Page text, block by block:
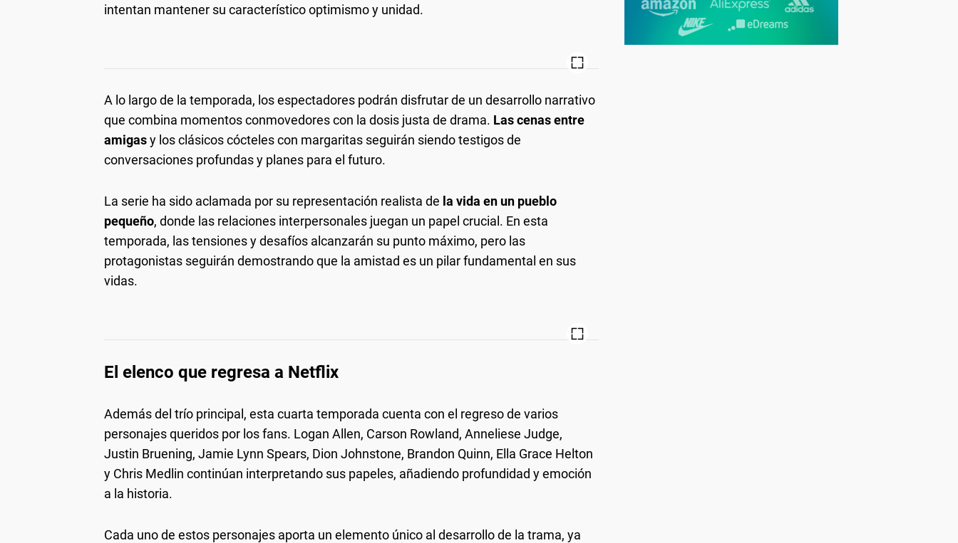
intentan mantener su característico optimismo y unidad.
A lo largo de la temporada, los espectadores podrán disfrutar de un desarrollo narrativo
que combina momentos conmovedores con la dosis justa de drama. Las cenas entre
amigasy los clásicos cócteles con margaritas seguirán siendo testigos de
conversaciones profundas y planes para el futuro.
La serie ha sido aclamada por su representación realista de la vida en un pueblo
pequeño, donde las relaciones interpersonales juegan un papel crucial. En esta
temporada, las tensiones y desafíos alcanzarán su punto máximo, pero las
protagonistas seguirán demostrando que la amistad es un pilar fundamental en sus
vidas.
El elenco que regresa a Netflix
Además del trío principal, esta cuarta temporada cuenta con el regreso de varios
personajes queridos por los fans. Logan Allen, Carson Rowland, Anneliese Judge,
Justin Bruening, Jamie Lynn Spears, Dion Johnstone, Brandon Quinn, Ella Grace Helton
y Chris Medlin continúan interpretando sus papeles, añadiendo profundidad y emoción
a la historia.
Cada uno de estos personajes aporta un elemento único al desarrollo de la trama, ya